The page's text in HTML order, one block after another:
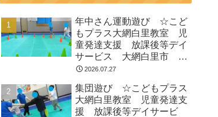
年中さん運動遊び ☆こど
もプラス大網白里教室 児
童発達支援 放課後等デイ
サービス 大網白里市 茂
原市 白子町
2026.07.27
集団遊び ☆こどもプラス
大網白里教室 児童発達支
援 放課後等デイサービ